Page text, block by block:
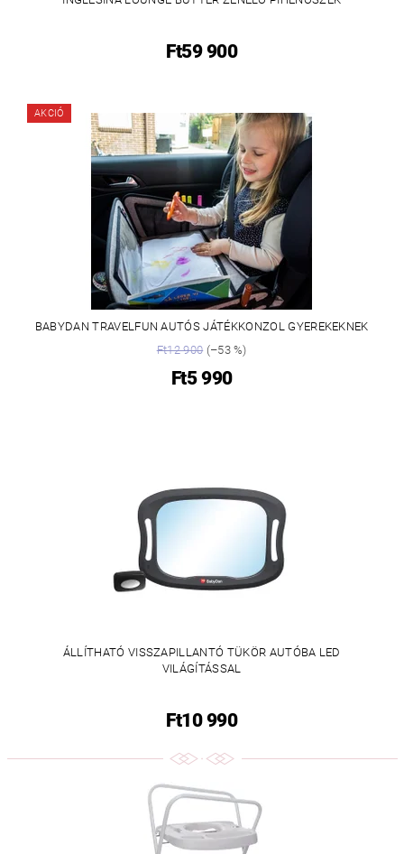
Ft59 900
AKCIÓ
BABYDAN TRAVELFUN AUTÓS JÁTÉKKONZOL GYEREKEKNEK
Ft12 900(–53 %)
Ft5 990
ÁLLÍTHATÓ VISSZAPILLANTÓ TÜKÖR AUTÓBA LED
VILÁGÍTÁSSAL
Ft10 990